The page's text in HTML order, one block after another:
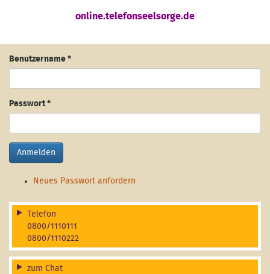
online.telefonseelsorge.de
Benutzername *
Passwort*
Anmelden
Neues Passwort anfordern
Telefon
0800/1110111
0800/1110222
zum Chat